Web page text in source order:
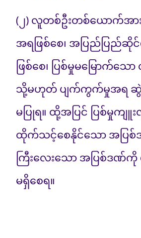
(၂) လူတစ်ဦးတစ်ယောက်အာ
အရဖြစ်စေ၊ အပြည်ပြည်ဆို
ဖြစ်စေ၊ ပြစ်မှုမမြောက်သေ
သို့မဟုတ် ပျက်ကွက်မှုအရ ဆွဲဆို
မပြုရ။ ထို့အပြင် ပြစ်မှုက
ထိုက်သင့်စေနိုင်သော အပြ
ကြီးလေးသော အပြစ်ဒဏ်
မရှိစေရ။